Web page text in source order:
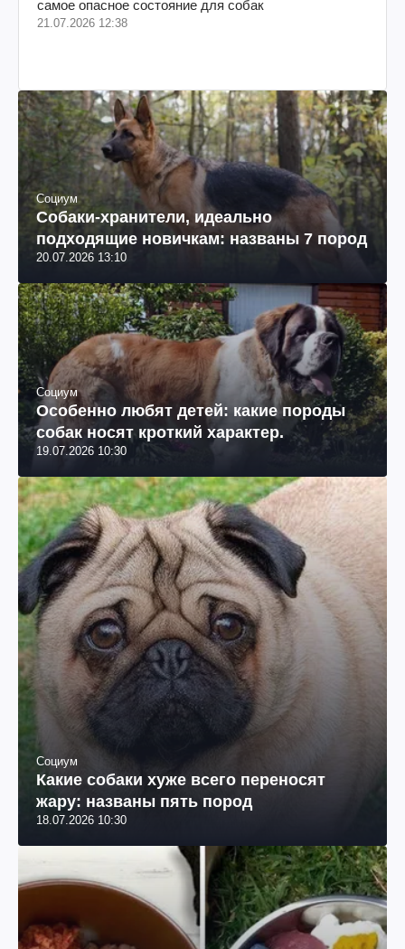
самое опасное состояние для собак
21.07.2026 12:38
Социум
Собаки-хранители, идеально
подходящие новичкам: названы 7 пород
20.07.2026 13:10
Социум
Особенно любят детей: какие породы
собак носят кроткий характер.
19.07.2026 10:30
Социум
Какие собаки хуже всего переносят
жару: названы пять пород
18.07.2026 10:30